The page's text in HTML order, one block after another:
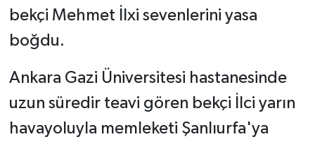
bekçi Mehmet İlxi sevenlerini yasa
boğdu.
Ankara Gazi Üniversitesi hastanesinde
uzun süredir teavi gören bekçi İlci yarın
havayoluyla memleketi Şanlıurfa'ya